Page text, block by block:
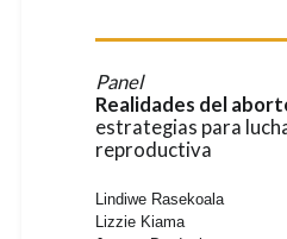
Panel
Realidades del
estrategias para
reproductiva
Lindiwe Rasekoala
Lizzie Kiama